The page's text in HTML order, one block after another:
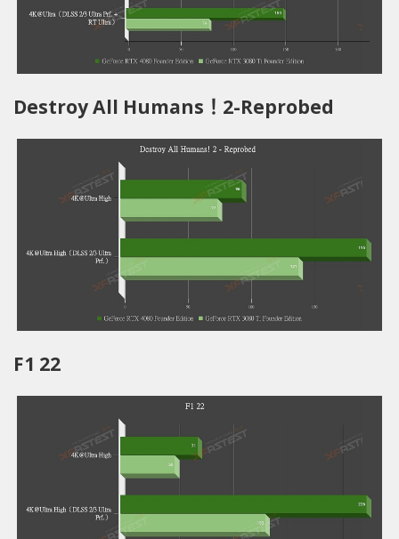
Destroy All Humans！2-Reprobed
F1 22